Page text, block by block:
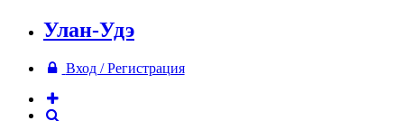
Улан-Удэ
Вход / Регистрация